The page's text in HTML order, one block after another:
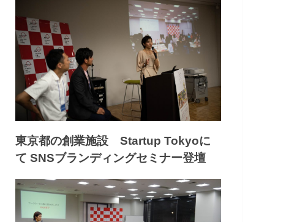
東京都の創業施設 Startup Tokyoに
て SNSブランディングセミナー登壇